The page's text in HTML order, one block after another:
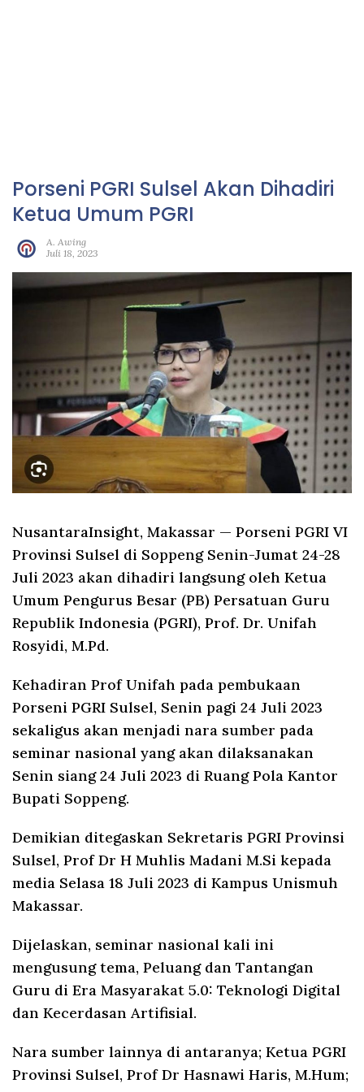
Porseni PGRI Sulsel Akan Dihadiri
Ketua Umum PGRI
A. Awing
Juli 18, 2023
NusantaraInsight, Makassar — Porseni PGRI VI
Provinsi Sulsel di Soppeng Senin-Jumat 24-28
Juli 2023 akan dihadiri langsung oleh Ketua
Umum Pengurus Besar (PB) Persatuan Guru
Republik Indonesia (PGRI), Prof. Dr. Unifah
Rosyidi, M.Pd.
Kehadiran Prof Unifah pada pembukaan
Porseni PGRI Sulsel, Senin pagi 24 Juli 2023
sekaligus akan menjadi nara sumber pada
seminar nasional yang akan dilaksanakan
Senin siang 24 Juli 2023 di Ruang Pola Kantor
Bupati Soppeng.
Demikian ditegaskan Sekretaris PGRI Provinsi
Sulsel, Prof Dr H Muhlis Madani M.Si kepada
media Selasa 18 Juli 2023 di Kampus Unismuh
Makassar.
Dijelaskan, seminar nasional kali ini
mengusung tema, Peluang dan Tantangan
Guru di Era Masyarakat 5.0: Teknologi Digital
dan Kecerdasan Artifisial.
Nara sumber lainnya di antaranya; Ketua PGRI
Provinsi Sulsel, Prof Dr Hasnawi Haris, M.Hum;